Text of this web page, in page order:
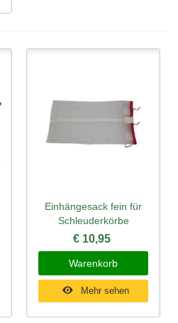
Einhängesack fein für
Schleuderkörbe
€ 10,95
Warenkorb
Mehr sehen